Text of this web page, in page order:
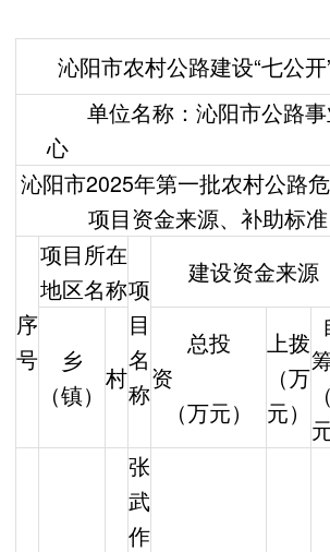
沁阳市农村公路建设“七公
单位名称：沁阳市公路
沁阳市2025年第一批农村公路
项目资金来源、补助标准
序
号
项目所在
地区名称项
目
名
称
建设资金来源
乡
（镇）
村
总投
资
（万元）
上拨
（万
元）
张
武
作